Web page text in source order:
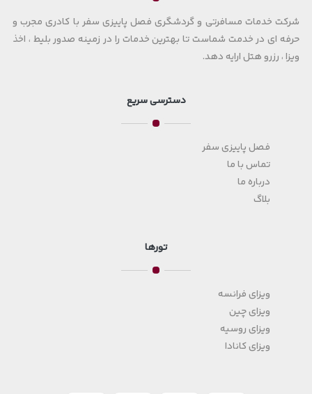
شرکت خدمات مسافرتی و گردشگری فصل پاییزی سفر با کادری مجرب و
حرفه ای در خدمت شماست تا بهترین خدمات را در زمینه صدور بلیط ، اخذ
ویزا ، رزرو هتل ارایه دهد.
دسترسی سریع
فصل پاییزی سفر
تماس با ما
درباره ما
بلاگ
تورها
ویزای فرانسه
ویزای چین
ویزای روسیه
ویزای کانادا